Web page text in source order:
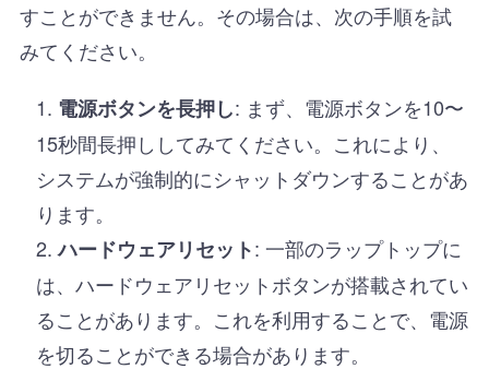
すことができません。その場合は、次の手順を試
みてください。
電源ボタンを長押し: まず、電源ボタンを10〜
15秒間長押ししてみてください。これにより、
システムが強制的にシャットダウンすることがあ
ります。
ハードウェアリセット: 一部のラップトップに
は、ハードウェアリセットボタンが搭載されてい
ることがあります。これを利用することで、電源
を切ることができる場合があります。